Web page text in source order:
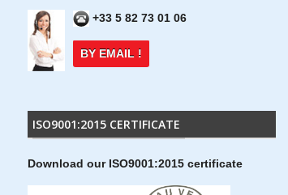
+33 5 82 73 01 06
BY EMAIL !
ISO9001:2015 CERTIFICATE
Download our ISO9001:2015 certificate